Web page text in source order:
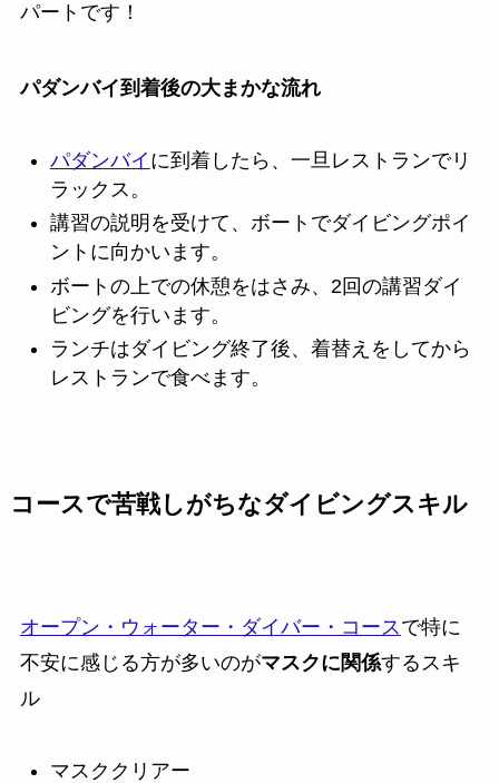
パートです！
パダンバイ到着後の大まかな流れ
パダンバイ に到着したら、一旦レストランでリ
ラックス。
講習の説明を受けて、ボートでダイビングポイ
ントに向かいます。
ボートの上での休憩をはさみ、2回の講習ダイ
ビングを行います。
ランチはダイビング終了後、着替えをしてから
レストランで食べます。
コースで苦戦しがちなダイビングスキル
オープン・ウォーター・ダイバー・コース で特に
不安に感じる方が多いのがマスクに関係するスキ
ル
マスククリアー